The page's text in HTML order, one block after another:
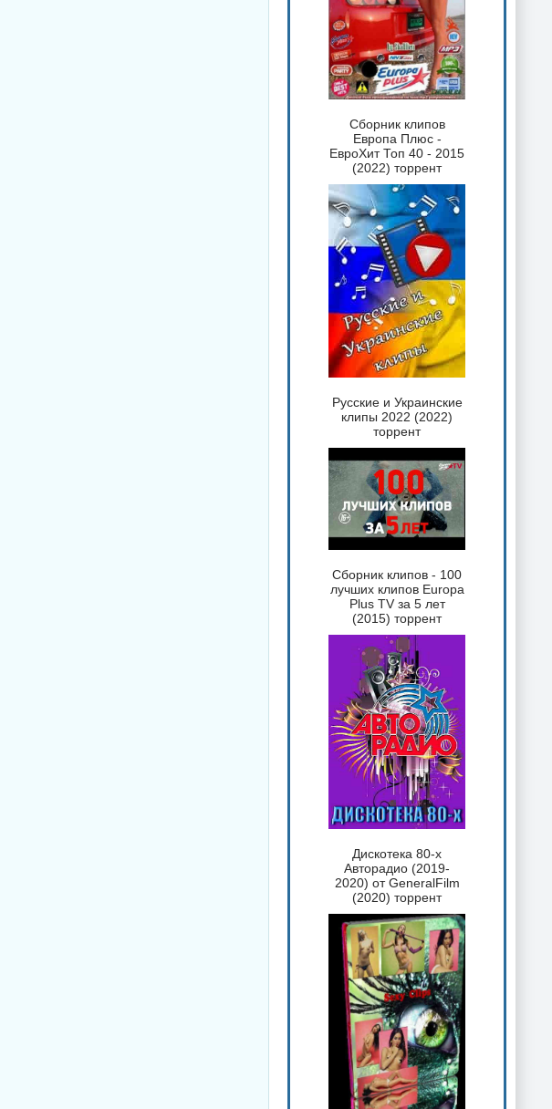
Сборник клипов
Европа Плюс -
ЕвроХит Топ 40 - 2015
(2022) торрент
Русские и Украинские
клипы 2022 (2022)
торрент
Сборник клипов - 100
лучших клипов Europa
Plus TV за 5 лет
(2015) торрент
Дискотека 80-х
Авторадио (2019-
2020) от GeneralFilm
(2020) торрент